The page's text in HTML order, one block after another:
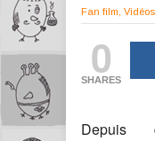
Fan film Vidéos
0
SHARES
Depuis